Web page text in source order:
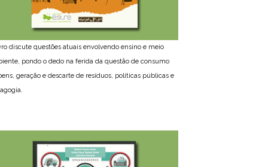
discute questões atuais envolvendo ensino e meio
pondo o dedo na ferida da questão de consumo
geração e descarte de resíduos, políticas públicas e